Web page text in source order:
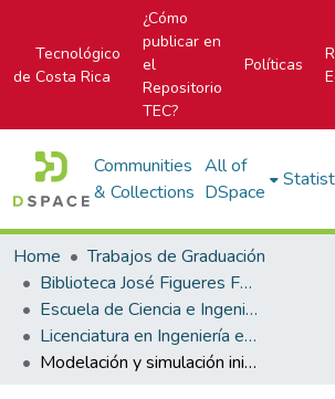
Tecnológico
de Costa Rica
¿Cómo
publicar en
el
Repositorio
TEC?
Políticas
Communities
& Collections
All of
DSpace
Home
Trabajos de Graduación
Biblioteca José Figueres Ferrer
Escuela de Ciencia e Ingeniería de los Materiales
Licenciatura en Ingeniería en Materiales
Modelación y simulación inicial del proceso de corte láser aplicado a un cable de acero inoxidable, mediante el uso del software COMSOL Multiphysics